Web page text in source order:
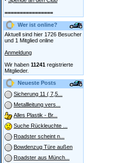
================
Wer ist online?
Aktuell sind hier 1726 Besucher
und 1 Mitglied online
Anmeldung
Wir haben 11241 registrierte
Mitglieder.
Neueste Posts
Sicherung 11 ( 7,5...
Metallleitung vers...
Alles Plastik - Br...
Suche Rückleuchte ...
Roadster scheint n...
Bowdenzug Türe außen
Roadster aus Münch...